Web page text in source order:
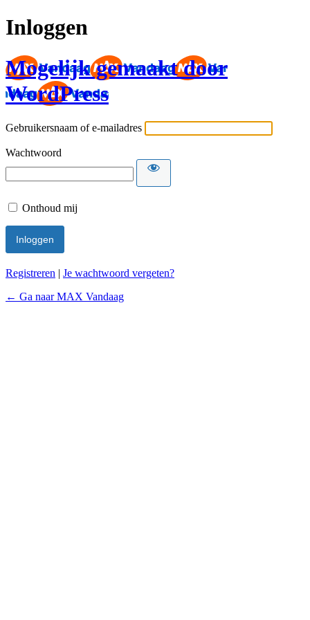
Inloggen
Mogelijk gemaakt door
WordPress
Gebruikersnaam of e-mailadres
Wachtwoord
Onthoud mij
Registreren | Je wachtwoord vergeten?
← Ga naar MAX Vandaag